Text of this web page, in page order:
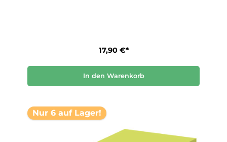
17,90 €*
In den Warenkorb
Nur 6 auf Lager!